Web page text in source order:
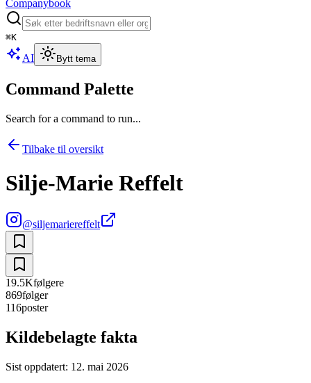
Companybook
⌘K
AI Bytt tema
Command Palette
Search for a command to run...
Tilbake til oversikt
Silje-Marie Reffelt
@siljemariereffelt
19.5Kfølgere
869følger
116poster
Kildebelagte fakta
Sist oppdatert: 12. mai 2026